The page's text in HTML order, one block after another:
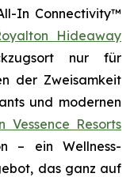
In Connectivity™
Hideaway
nur für
der Zweisamkeit
und modernen
Vessence Resorts
– ein Wellness-
das ganz auf